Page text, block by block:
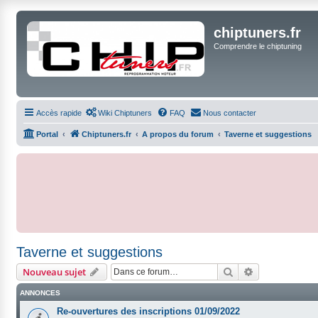
chiptuners.fr
Comprendre le chiptuning
Accès rapide Wiki Chiptuners FAQ Nous contacter
Portal Chiptuners.fr A propos du forum Taverne et suggestions
Taverne et suggestions
Nouveau sujet Rechercher
ANNONCES
Re-ouvertures des inscriptions 01/09/2022